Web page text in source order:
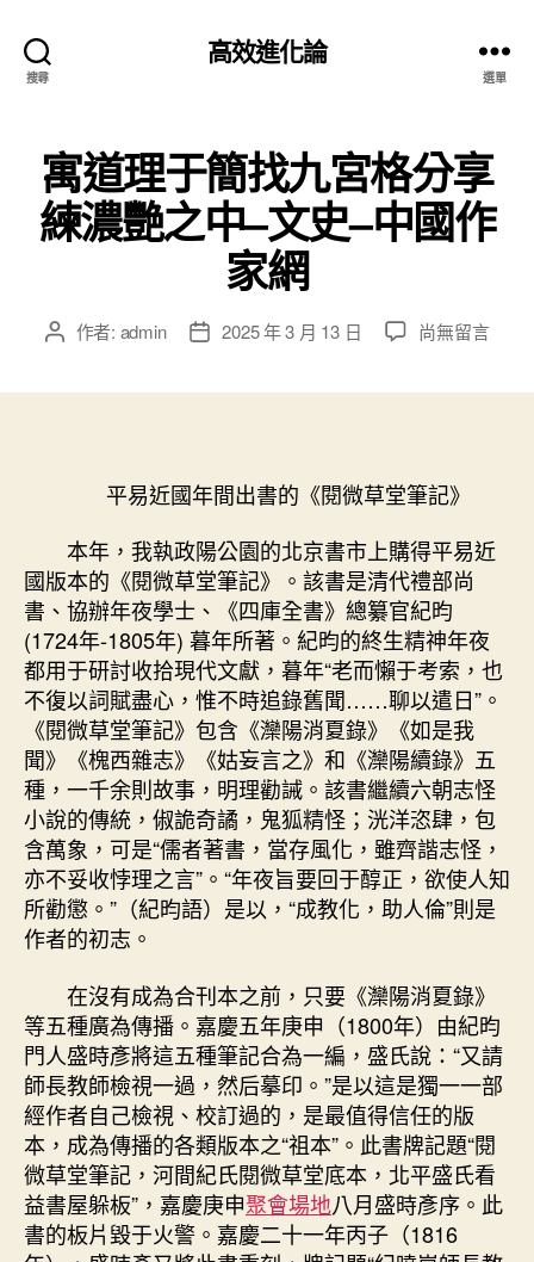
搜尋
高效進化論
選單
寓道理于簡找九宮格分享
練濃艷之中–文史–中國作
家網
文 作者: admin
文 2025 年 3 月 13 日
在
找
九
宮
格
分
享
練
濃
艷
之
中
–
文
史
–
中
國
網〉
中
尚無留言
平易近國年間出書的《閱微草堂筆記》
本年，我執政陽公園的北京書市上購得平易近
國版本的《閱微草堂筆記》。該書是清代禮部尚
書、協辦年夜學士、《四庫全書》總纂官紀昀
(1724年-1805年) 暮年所著。紀昀的終生精神年夜
都用于研討收拾現代文獻，暮年“老而懶于考索，也
不復以詞賦盡心，惟不時追錄舊聞……聊以遣日”。
《閱微草堂筆記》包含《灤陽消夏錄》《如是我
聞》《槐西雜志》《姑妄言之》和《灤陽續錄》五
種，一千余則故事，明理勸誡。該書繼續六朝志怪
小說的傳統，俶詭奇譎，鬼狐精怪；洸洋恣肆，包
含萬象，可是“儒者著書，當存風化，雖齊諧志怪，
亦不妥收悖理之言”。“年夜旨要回于醇正，欲使人知
所勸懲。”（紀昀語）是以，“成教化，助人倫”則是
作者的初志。
在沒有成為合刊本之前，只要《灤陽消夏錄》
等五種廣為傳播。嘉慶五年庚申（1800年）由紀昀
門人盛時彥將這五種筆記合為一編，盛氏說：“又請
師長教師檢視一過，然后摹印。”是以這是獨一一部
經作者自己檢視、校訂過的，是最值得信任的版
本，成為傳播的各類版本之“祖本”。此書牌記題“閱
微草堂筆記，河間紀氏閱微草堂底本，北平盛氏看
益書屋躲板”，嘉慶庚申聚會場地八月盛時彥序。此
書的板片毀于火警。嘉慶二十一年丙子（1816